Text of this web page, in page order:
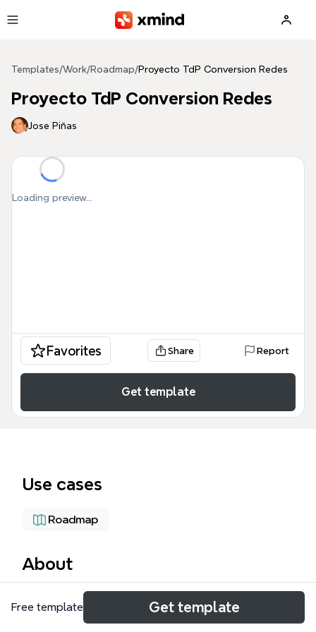
Templates/Work/Roadmap/Proyecto TdP Conversion Redes
Proyecto TdP Conversion Redes
Jose Piñas
Loading preview...
Favorites Share Report
Get template
Use cases
Roadmap
About
El Proyecto TdP Conversión Redes es una plantilla
de mapa mental para la gestión de conversión de
Free template Get template